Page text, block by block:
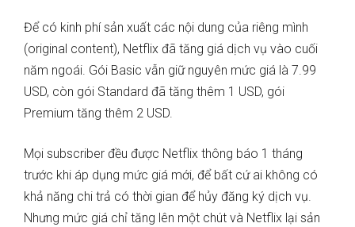
Để có kinh phí sản xuất các nội dung của riêng mình
(original content), Netflix đã tăng giá dịch vụ vào cuối
năm ngoái. Gói Basic vẫn giữ nguyên mức giá là 7.99
USD, còn gói Standard đã tăng thêm 1 USD, gói
Premium tăng thêm 2 USD.
Mọi subscriber đều được Netflix thông báo 1 tháng
trước khi áp dụng mức giá mới, để bất cứ ai không có
khả năng chi trả có thời gian để hủy đăng ký dịch vụ.
Nhưng mức giá chỉ tăng lên một chút và Netflix lại sản